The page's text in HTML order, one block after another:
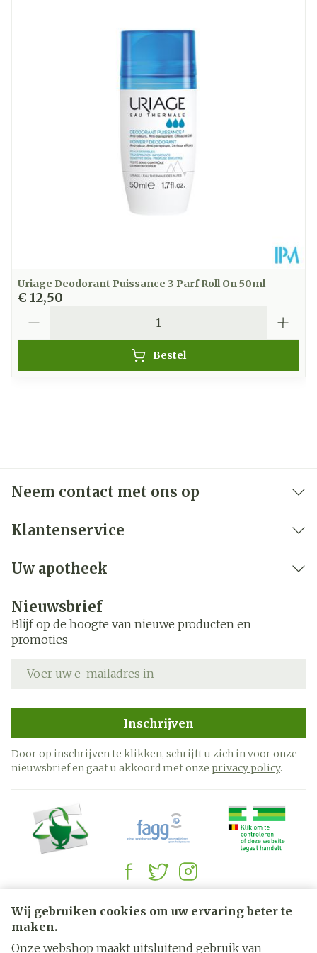
Wij gebruiken cookies om uw ervaring beter te
maken.
Onze webshop maakt uitsluitend gebruik van
Uriage Deodorant Puissance 3 Parf Roll On 50ml
€ 12,50
Bestel
Neem contact met ons op
Klantenservice
Uw apotheek
Nieuwsbrief
Blijf op de hoogte van nieuwe producten en
promoties
Inschrijven
Door op inschrijven te klikken, schrijft u zich in voor onze
nieuwsbrief en gaat u akkoord met onze privacy policy.
Juridische links